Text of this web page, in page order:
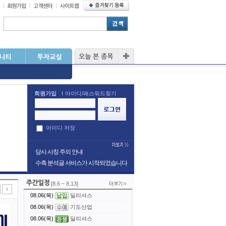
회원가입 아이디/패스워드찾기
아이디 저장
당사 사칭 주의 안내
수측 분석글 서비스가 시작되었습니다
[8.6 ~ 8.13]
08.06(목)
딜리셔스
08.06(목)
기도산업
08.06(목)
딜리셔스